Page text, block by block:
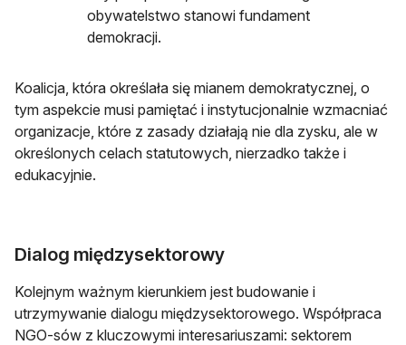
obywatelstwo stanowi fundament
demokracji.
Koalicja, która określała się mianem demokratycznej, o
tym aspekcie musi pamiętać i instytucjonalnie wzmacniać
organizacje, które z zasady działają nie dla zysku, ale w
określonych celach statutowych, nierzadko także i
edukacyjnie.
Dialog międzysektorowy
Kolejnym ważnym kierunkiem jest budowanie i
utrzymywanie dialogu międzysektorowego. Współpraca
NGO-sów z kluczowymi interesariuszami: sektorem